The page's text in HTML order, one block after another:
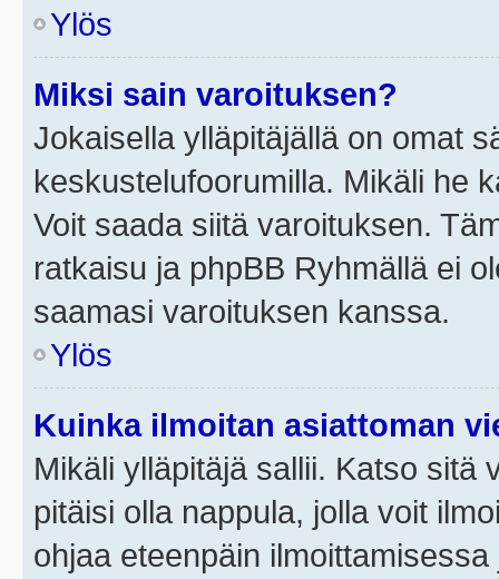
Ylös
Miksi sain varoituksen?
Jokaisella ylläpitäjällä on omat
keskustelufoorumilla. Mikäli he
Voit saada siitä varoituksen.
ratkaisu ja phpBB Ryhmällä ei
saamasi varoituksen kanssa.
Ylös
Kuinka ilmoitan asiattoman
Mikäli ylläpitäjä sallii. Katso sitä
pitäisi olla nappula, jolla voit
ohjaa eteenpäin